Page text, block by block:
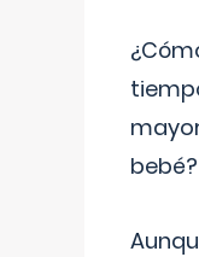
bebé?